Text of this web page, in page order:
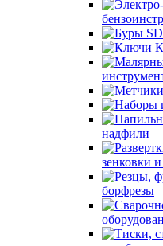
надфили
зенковки
борфрезы